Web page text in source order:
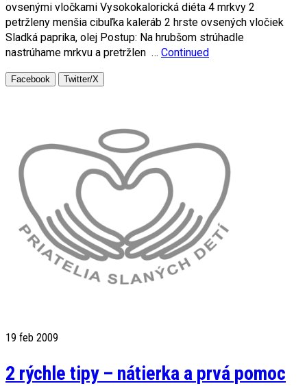
ovsenými vločkami Vysokokalorická diéta 4 mrkvy 2
petržleny menšia cibuľka kaleráb 2 hrste ovsených vločiek
Sladká paprika, olej Postup: Na hrubšom strúhadle
nastrúhame mrkvu a pretržlen … Continued
Facebook Twitter/X
19 feb 2009
2 rýchle tipy – nátierka a prvá pomoc